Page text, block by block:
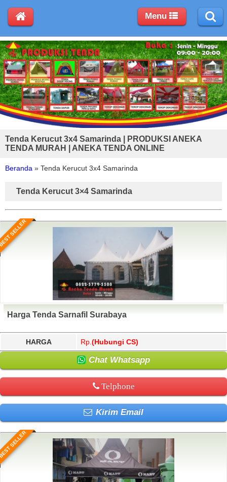
Tenda Kerucut 3x4 Samarinda | PRODUKSI ANEKA
TENDA MURAH | ANEKA TENDA ONLINE
Beranda » Tenda Kerucut 3x4 Samarinda
Tenda Kerucut 3×4 Samarinda
SELLER
Harga Tenda Sarnafil Surabaya
HARGA Rp. (Hubungi CS)
Chat Whatsapp
Telphone
Kirim Email
SELLER
Menu